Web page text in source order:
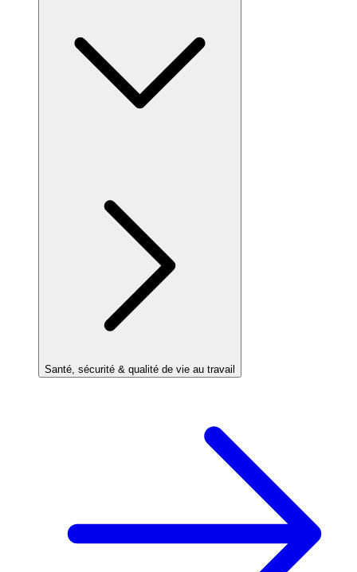
Santé, sécurité & qualité de vie au travail